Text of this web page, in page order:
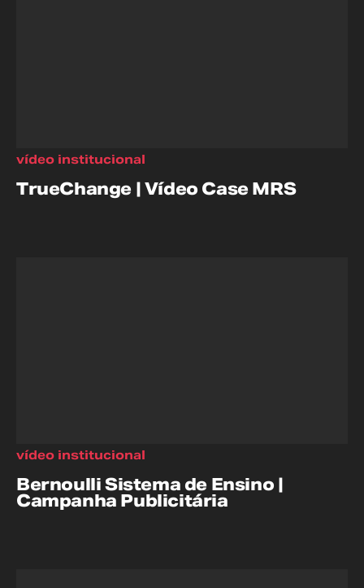
TrueChange | Vídeo Case MRS
vídeo institucional
Bernoulli Sistema de Ensino |
Campanha Publicitária
vídeo institucional